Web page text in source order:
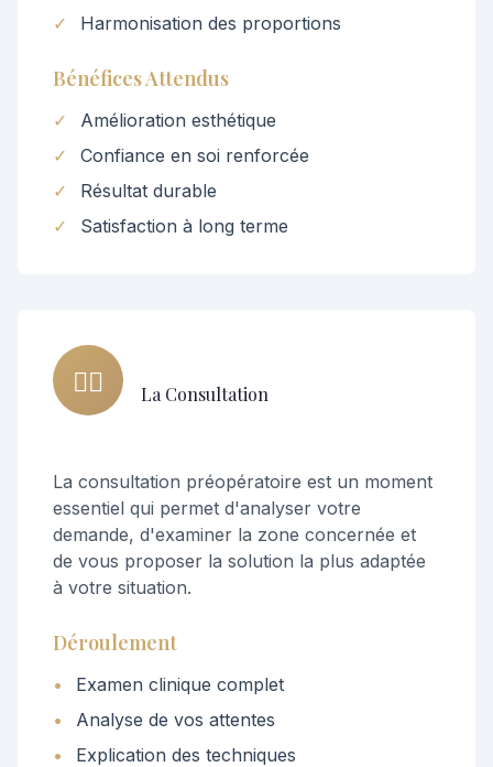
✓
Harmonisation des proportions
Bénéfices Attendus
✓
Amélioration esthétique
✓
Confiance en soi renforcée
✓
Résultat durable
✓
Satisfaction à long terme
👨‍⚕️ La Consultation
La consultation préopératoire est un moment
essentiel qui permet d'analyser votre
demande, d'examiner la zone concernée et
de vous proposer la solution la plus adaptée
à votre situation.
Déroulement
•
Examen clinique complet
•
Analyse de vos attentes
•
Explication des techniques